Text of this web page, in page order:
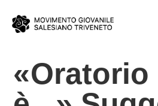
«Oratorio